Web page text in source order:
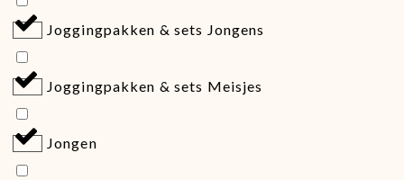
Joggingpakken & sets Jongens
Joggingpakken & sets Meisjes
Jongen